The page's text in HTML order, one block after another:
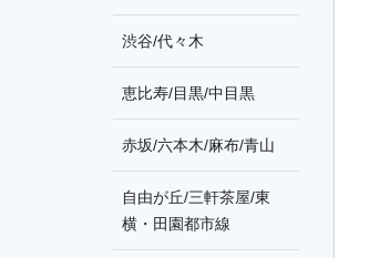
渋谷/代々木
恵比寿/目黒/中目黒
赤坂/六本木/麻布/青山
自由が丘/三軒茶屋/東
横・田園都市線